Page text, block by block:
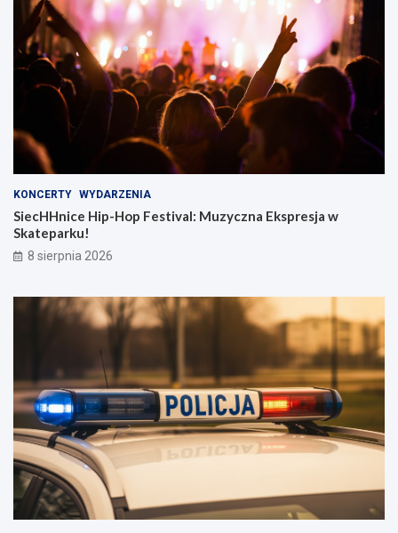
KONCERTY WYDARZENIA
SiecHHnice Hip-Hop Festival: Muzyczna Ekspresja w
Skateparku!
8 sierpnia 2026